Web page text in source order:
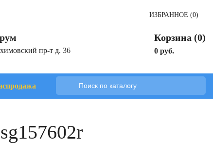
ИЗБРАННОЕ (0)
пр-т д. 36
Корзина (0)
0 руб.